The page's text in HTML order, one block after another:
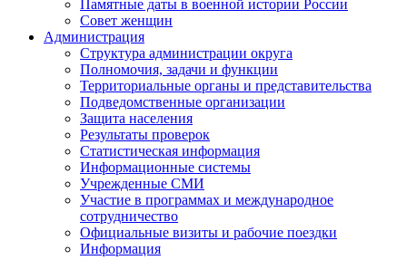
Памятные даты в военной истории России
Совет женщин
Администрация
Структура администрации округа
Полномочия, задачи и функции
Территориальные органы и представительства
Подведомственные организации
Защита населения
Результаты проверок
Статистическая информация
Информационные системы
Учрежденные СМИ
Участие в программах и международное
сотрудничество
Официальные визиты и рабочие поездки
Информация